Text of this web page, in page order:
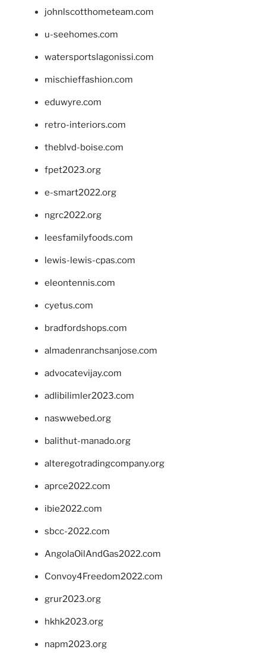
johnlscotthometeam.com
u-seehomes.com
watersportslagonissi.com
mischieffashion.com
eduwyre.com
retro-interiors.com
theblvd-boise.com
fpet2023.org
e-smart2022.org
ngrc2022.org
leesfamilyfoods.com
lewis-lewis-cpas.com
eleontennis.com
cyetus.com
bradfordshops.com
almadenranchsanjose.com
advocatevijay.com
adlibilimler2023.com
naswwebed.org
balithut-manado.org
alteregotradingcompany.org
aprce2022.com
ibie2022.com
sbcc-2022.com
AngolaOilAndGas2022.com
Convoy4Freedom2022.com
grur2023.org
hkhk2023.org
napm2023.org